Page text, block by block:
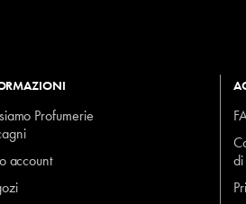
Profumerie
account